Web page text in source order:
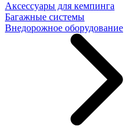
Аксессуары для кемпинга
Багажные системы
Внедорожное оборудование